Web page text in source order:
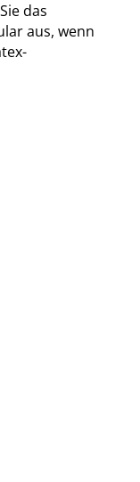
das
aus, wenn